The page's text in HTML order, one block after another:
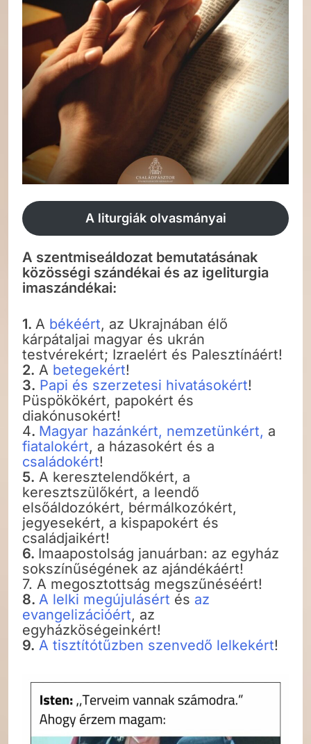
A liturgiák olvasmányai
A szentmiseáldozat bemutatásának
közösségi szándékai és az igeliturgia
imaszándékai:
1. A békéért, az Ukrajnában élő
kárpátaljai magyar és ukrán
testvérekért; Izraelért és Palesztínáért!
2. A betegekért!
3. Papi és szerzetesi hivatásokért!
Püspökökért, papokért és
diakónusokért!
4. Magyar hazánkért, nemzetünkért, a
fiatalokért, a házasokért és a
családokért!
5. A keresztelendőkért, a
keresztszülőkért, a leendő
elsőáldozókért, bérmálkozókért,
jegyesekért, a kispapokért és
családjaikért!
6. Imaapostolság januárban: az egyház
sokszínűségének az ajándékáért!
7. A megosztottság megszűnéséért!
8. A lelki megújulásért és az
evangelizációért, az
egyházköségeinkért!
9. A tisztítótűzben szenvedő lelkekért!